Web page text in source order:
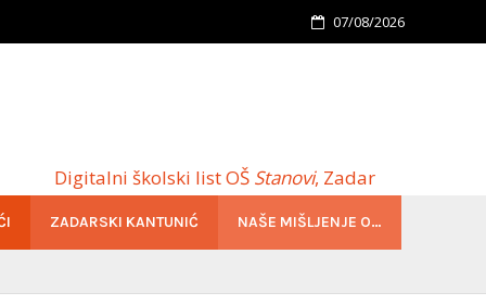
07/08/2026
Digitalni školski list OŠStanovi, Zadar
ZADARSKI KANTUNIĆ NAŠE MIŠLJENJE O…